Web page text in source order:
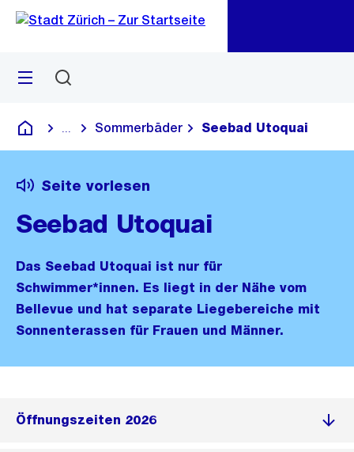
Navigation
Sprunglink
Menü
Deutsch
Blende alle Breadcrumbs ein
Sommerbäder Seebad Utoquai
Seite vorlesen
Seebad Utoquai
Das Seebad Utoquai ist nur für
Schwimmer*innen. Es liegt in der Nähe vom
Bellevue und hat separate Liegebereiche mit
Sonnenterassen für Frauen und Männer.
Öffnungszeiten 2026